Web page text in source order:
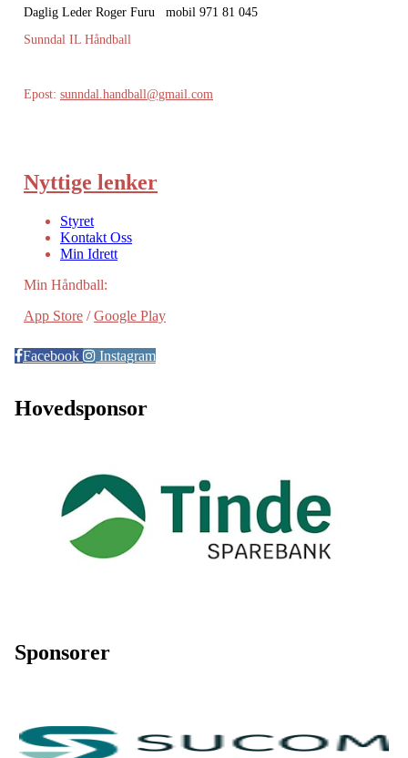
Daglig Leder Roger Furu mobil 971 81 045
Sunndal IL Håndball
Epost: sunndal.handball@gmail.com
Nyttige lenker
Styret
Kontakt Oss
Min Idrett
Min Håndball:
App Store /Google Play
Facebook Instagram
Hovedsponsor
Sponsorer